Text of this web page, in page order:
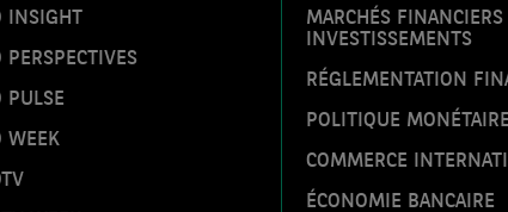
INSIGHT
PERSPECTIVES
PULSE
WEEK
MARCHÉS
INVESTISSEMENTS
RÉGLEMENTATION
POLITIQUE MONÉTAIRE
COMMERCE
ÉCONOMIE BANCAIRE